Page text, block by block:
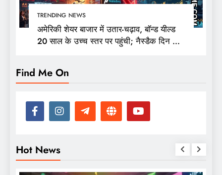
TRENDING NEWS
अमेरिकी शेयर बाजार में उतार-चढ़ाव, बॉन्ड यील्ड
20 साल के उच्च स्तर पर पहुंची; नैस्डैक दिन की
Find Me On
Hot News